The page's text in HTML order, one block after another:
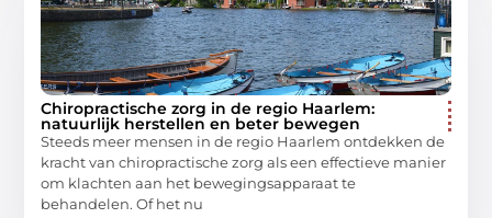
Chiropractische zorg in de regio Haarlem:
natuurlijk herstellen en beter bewegen
Steeds meer mensen in de regio Haarlem ontdekken de
kracht van chiropractische zorg als een effectieve manier
om klachten aan het bewegingsapparaat te
behandelen. Of het nu